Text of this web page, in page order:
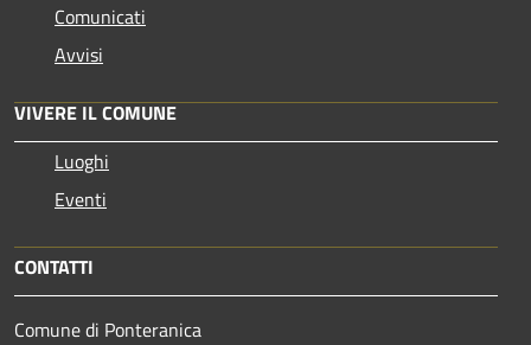
Comunicati
Avvisi
VIVERE IL COMUNE
Luoghi
Eventi
CONTATTI
Comune di Ponteranica